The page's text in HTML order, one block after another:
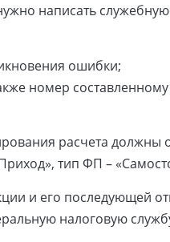
написать
ошибки;
номер
расчета должны
тип ФП –
и его последующей
налоговую